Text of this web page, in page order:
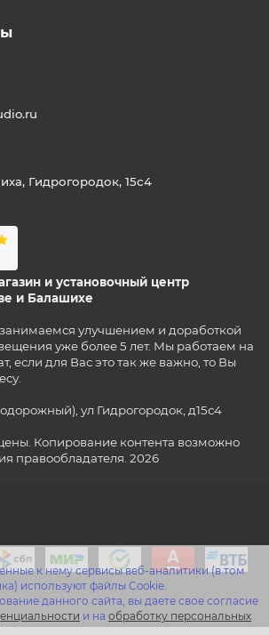
к нему сервисы веб-аналитики (в том
используют файлы Cookie.
данного сайта, вы даете свое согласие
и на обработку персональных
Гидрогородок, 15с4
и установочный центр
и Балашихе
улучшением и доработкой
уже более 5 лет. Мы работаем на
если для Вас это так же важно, то Вы
ул Гидрогородок, д15с4
Копирование контента возможно
правообладателя. 2026